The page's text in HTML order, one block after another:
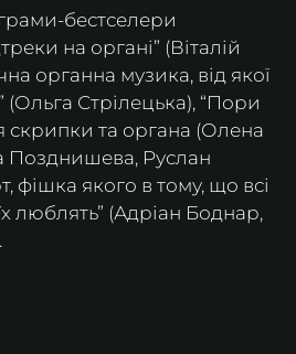
бестселери
на органі” (Віталій
органна музика, від якої
Стрілецька), “Пори
скрипки та органа (Олена
Позднишева, Руслан
фішка якого в тому, що всі
люблять” (Адріан Боднар,